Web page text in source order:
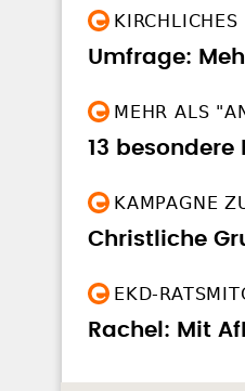
MEHR ALS
13 besondere
KAMPAGNE
Christliche
EKD-
Rachel: Mit